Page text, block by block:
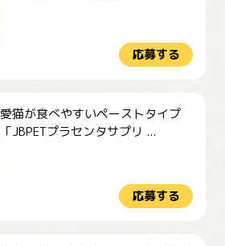
応募する
愛猫が食べやすいペーストタイプ
「JBPETプラセンタサプリ ...
応募する